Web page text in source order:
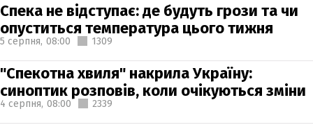
Спека не відступає: де будуть грози та чи
опуститься температура цього тижня
5 серпня, 08:00 1309
"Спекотна хвиля" накрила Україну:
синоптик розповів, коли очікуються зміни
4 серпня, 08:00 2339